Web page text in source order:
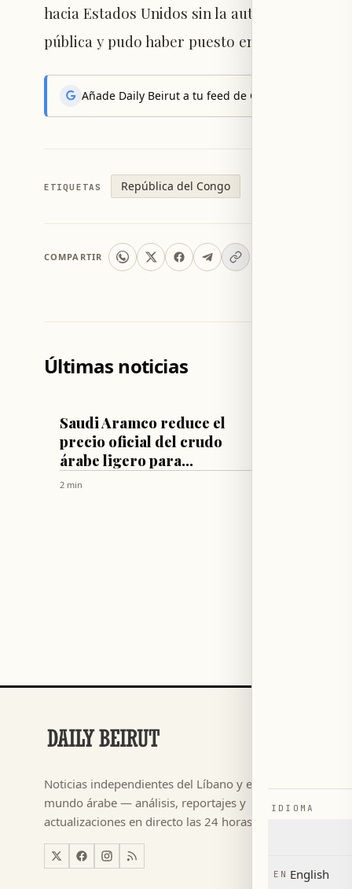
hacia Estados Unidos sin la autorización
pública y pudo haber puesto en riesgo a la
Añade Daily Beirut a tu feed de Google News y
ETIQUETAS República del Congo
COMPARTIR
Últimas noticias
ECONOMÍA
Saudi Aramco reduce el
precio oficial del crudo
árabe ligero para
septiembre de 2026
2 min
Noticias independientes del Líbano y el
mundo árabe — análisis, reportajes y
actualizaciones en directo las 24 horas.
٢٠٢٦
→ Noticias
Mundo
IDIOMA
EN English